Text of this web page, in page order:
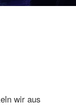
wir aus